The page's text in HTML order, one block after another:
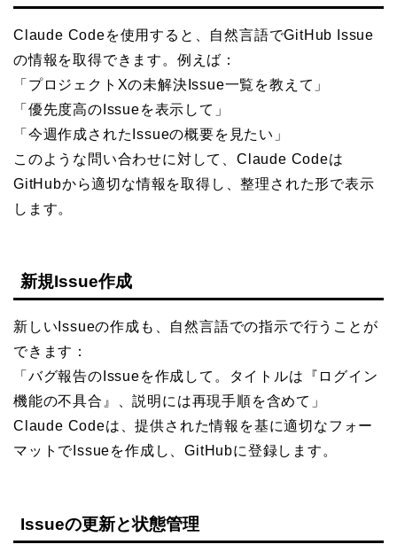
Claude Codeを使用すると、自然言語でGitHub Issue
の情報を取得できます。例えば：
「プロジェクトXの未解決Issue一覧を教えて」
「優先度高のIssueを表示して」
「今週作成されたIssueの概要を見たい」
このような問い合わせに対して、Claude Codeは
GitHubから適切な情報を取得し、整理された形で表示
します。
新規Issue作成
新しいIssueの作成も、自然言語での指示で行うことが
できます：
「バグ報告のIssueを作成して。タイトルは『ログイン
機能の不具合』、説明には再現手順を含めて」
Claude Codeは、提供された情報を基に適切なフォー
マットでIssueを作成し、GitHubに登録します。
Issueの更新と状態管理